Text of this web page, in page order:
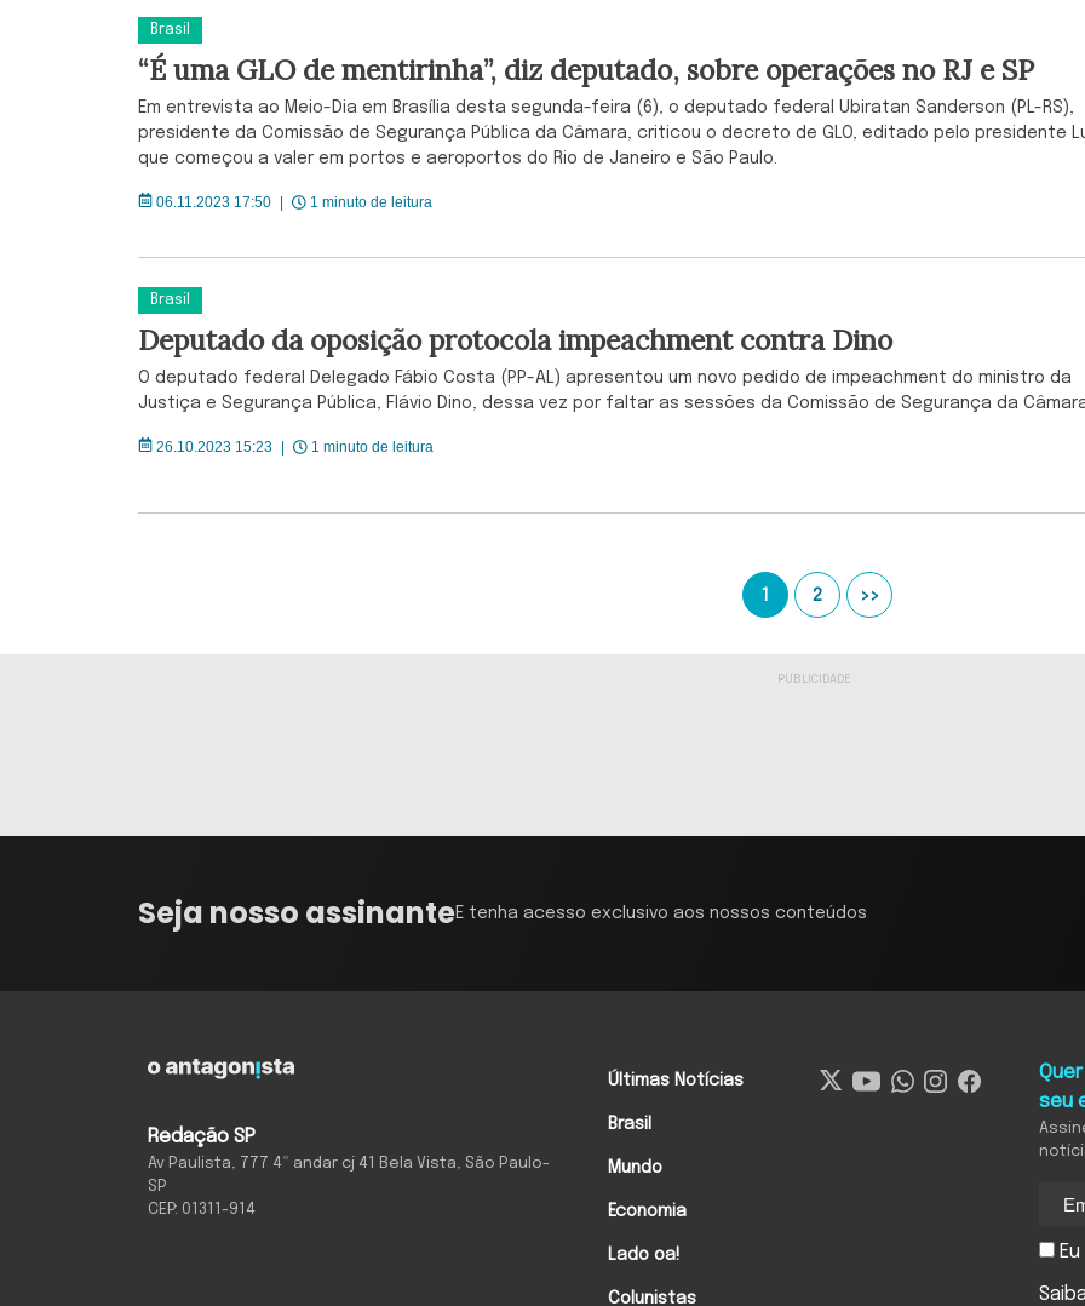
Brasil
“É uma GLO de mentirinha”, diz deputado, sobre operações no RJ e SP
Em entrevista ao Meio-Dia em Brasília desta segunda-feira (6), o deputado federal Ubiratan Sanderson (PL-RS),
presidente da Comissão de Segurança Pública da Câmara, criticou o decreto de GLO, editado pelo presidente
que começou a valer em portos e aeroportos do Rio de Janeiro e São Paulo.
06.11.2023 17:50 1 minuto de leitura
Brasil
Deputado da oposição protocola impeachment contra Dino
O deputado federal Delegado Fábio Costa (PP-AL) apresentou um novo pedido de impeachment do ministro da
Justiça e Segurança Pública, Flávio Dino, dessa vez por faltar as sessões da Comissão de Segurança da
26.10.2023 15:23 1 minuto de leitura
1 2 >>
Seja nosso assinanteE tenha acesso exclusivo aos nossos conteúdos
Redação SP
Av Paulista, 777 4º andar cj 41 Bela Vista, São Paulo-
SP
CEP: 01311-914
Últimas Notícias
Brasil
Mundo
Economia
Lado oa!
Colunistas
seu